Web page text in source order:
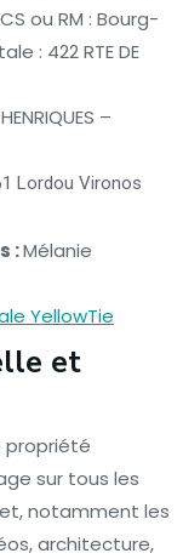
ou RM : Bourg-
: 422 RTE DE
–
Lordou Vironos
:Mélanie
YellowTie
et
propriété
sur tous les
notamment les
architecture,